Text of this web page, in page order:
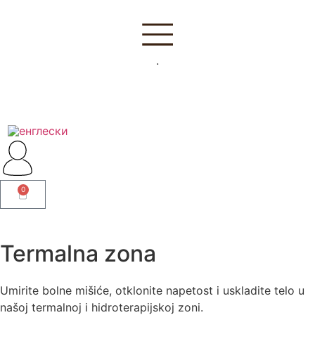
.
0
Termalna zona
Umirite bolne mišiće, otklonite napetost i uskladite telo u
našoj termalnoj i hidroterapijskoj zoni.